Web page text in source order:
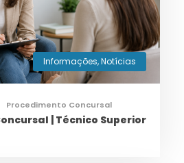
Informações,Notícias
Procedimento Concursal
| Técnico Superior